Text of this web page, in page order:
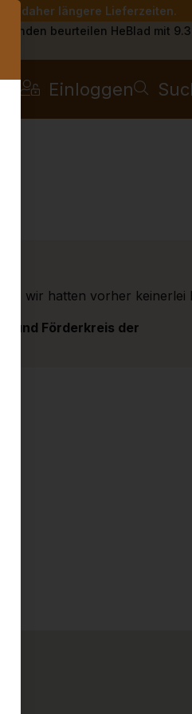
daher längere Lieferzeiten.
Kunden beurteilen HeBlad mit
Einloggen
- wir hatten vorher keinerlei
und Förderkreis der